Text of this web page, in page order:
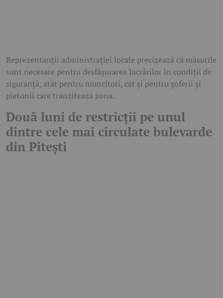
Reprezentanții administrației locale precizează că măsurile
sunt necesare pentru desfășurarea lucrărilor în condiții de
siguranță, atât pentru muncitori, cât și pentru șoferii și
pietonii care tranzitează zona.
Două luni de restricții pe unul
dintre cele mai circulate bulevarde
din Pitești